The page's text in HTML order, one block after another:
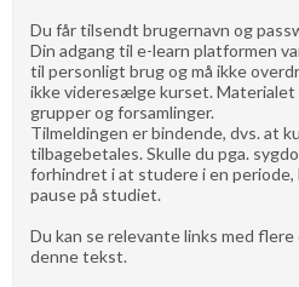
Du får tilsendt brugernavn og
Din adgang til e-learn platformen
til personligt brug og må ikke
ikke videresælge kurset. Materialet
grupper og forsamlinger.
Tilmeldingen er bindende, dvs. at
tilbagebetales. Skulle du pga.
forhindret i at studere i en periode,
pause på studiet.
Du kan se relevante links med
denne tekst.